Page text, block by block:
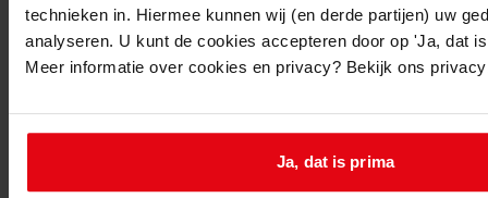
technieken in. Hiermee kunnen wij (en derde partijen) uw
analyseren. U kunt de cookies accepteren door op 'Ja, dat
Meer informatie over cookies en privacy? Bekijk ons
Ja, dat is prima
Beschrijving:
Vergroten woning
Datum vergunning:
16-06-1987
Adres: